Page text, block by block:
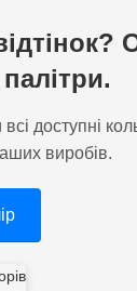
доступні
виробів.